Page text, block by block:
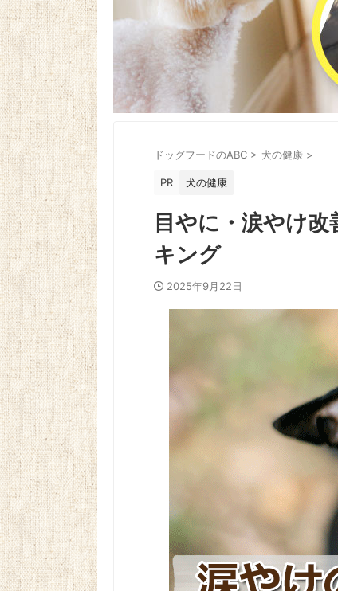
ドッグフードのABC > 犬の健康 >
PR 犬の健康
目やに・涙やけ
キング
2025年9月22日